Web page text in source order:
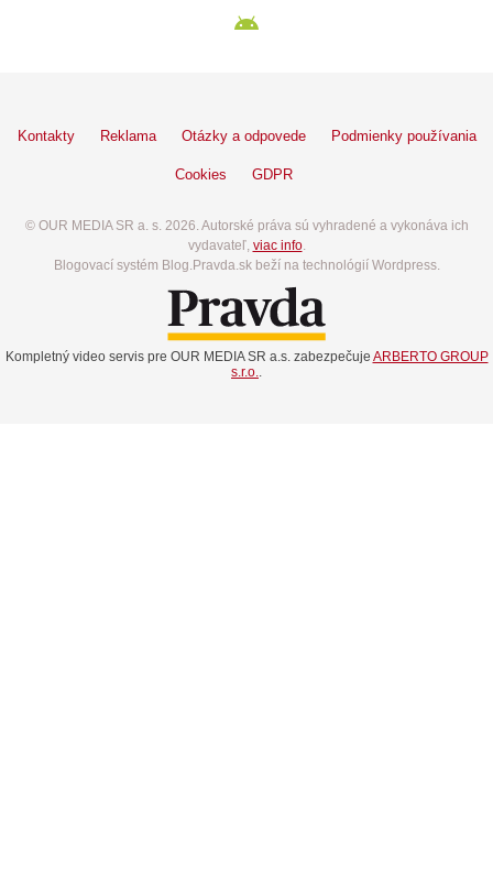
Kontakty Reklama Otázky a odpovede Podmienky používania
Cookies GDPR
© OUR MEDIA SR a. s. 2026. Autorské práva sú vyhradené a vykonáva ich
vydavateľ, viac info.
Blogovací systém Blog.Pravda.sk beží na technológií Wordpress.
Kompletný video servis pre OUR MEDIA SR a.s. zabezpečuje ARBERTO GROUP
s.r.o.